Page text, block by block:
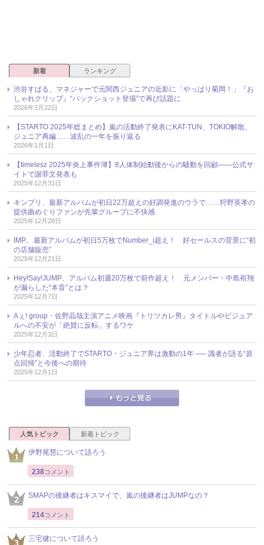
新着 ランキング
渋谷すばる、マネジャーで元関西ジュニアの近影に「やっぱり菊岡！」『お
しゃれクリップ』“バックショット登場”で再び話題に
2026年3月22日
【STARTO 2025年総まとめ】嵐の活動終了発表にKAT-TUN、TOKIO解散、
ジュニア再編……波乱の一年を振り返る
2026年1月1日
【timelesz 2025年炎上事件簿】8人体制始動後からの騒動を回顧――公式サ
イトで謝罪文発表も
2025年12月31日
キンプリ、最新アルバムが初日22万超えの好調発進のウラで……狩野英孝の
提供曲めぐりファンが先輩グループに不快感
2025年12月28日
IMP.、最新アルバムが初日5万枚でNumber_i超え！ 好セールスの背景に“初
の店舗販売”
2025年12月21日
Hey!Say!JUMP、アルバム初週20万枚で前作超え！ 元メンバー・中島裕翔
が漏らした“本音”とは？
2025年12月7日
Aぇ! group・佐野晶哉主演アニメ映画『トリツカレ男』タイトルやビジュア
ルへの不安が「絶賛に反転」するワケ
2025年12月3日
少年忍者、活動終了でSTARTO・ジュニア界は激動の1年 ── 識者が語る“原
点回帰”と今後への期待
2025年12月1日
人気トピック 新着トピック
伊野尾慧について語ろう
238コメント
SMAPの後継者はキスマイで、嵐の後継者はJUMPなの？
214コメント
三宅健について語ろう